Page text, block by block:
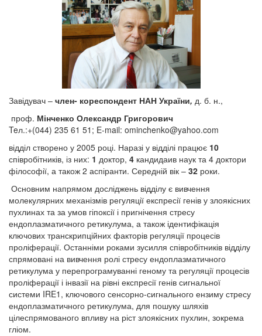
Завідувач – член- кореспондент НАН України, д. б. н.,
проф. Мінченко Олександр Григорович
Teл.:+(044) 235 61 51; E-mail: ominchenko@yahoo.com
відділ створено у 2005 році. Наразі у відділі працює 10
співробітників, із них: 1 доктор, 4 кандидаив наук та 4 доктори
філософії, а також 2 аспіранти. Середній вік – 32 роки.
Основним напрямом досліджень відділу є вивчення
молекулярних механізмів регуляції експресії генів у злоякісних
пухлинах та за умов гіпоксії і пригнічення стресу
ендоплазматичного ретикулума, а також ідентифікація
ключових транскрипційних факторів регуляції процесів
проліферації. Останніми роками зусилля співробітників відділу
спрямовані на вивчення ролі стресу ендоплазматичного
ретикулума у перепрограмуванні геному та регуляції процесів
проліферації і інвазії на рівні експресії генів сигнальної
системи IRE1, ключового сенсорно-сигнального ензиму стресу
ендоплазматичного ретикулума, для пошуку шляхів
цілеспрямованого впливу на ріст злоякісних пухлин, зокрема
гліом.